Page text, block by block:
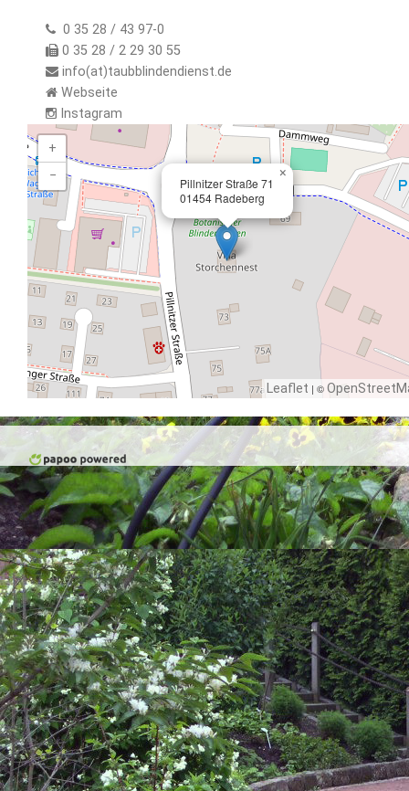
0 35 28 / 43 97-0
0 35 28 / 2 29 30 55
info(at)taubblindendienst.de
Webseite
Instagram
Pillnitzer Straße 71
01454 Radeberg
×
+
−
Leaflet | ©